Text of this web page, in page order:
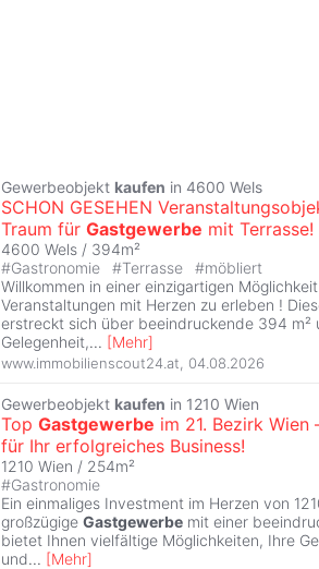
Gewerbeobjekt kaufen in 4600 Wels
SCHON GESEHEN
Traum für Gastgewerbe mit Terrasse!
4600 Wels / 394m²
#Gastronomie #Terrasse #möbliert
Willkommen in einer einzigartigen
Veranstaltungen mit Herzen zu erleben !
erstreckt sich über beeindruckende 394
Gelegenheit,... [Mehr]
www.immobilienscout24.at 04.08.2026
Gewerbeobjekt kaufen in 1210 Wien
Top Gastgewerbe im 21. Bezirk Wien
für Ihr erfolgreiches Business!
1210 Wien / 254m²
#Gastronomie
Ein einmaliges Investment im Herzen von
großzügige Gastgewerbe mit einer
bietet Ihnen vielfältige Möglichkeiten, Ihre
und... [Mehr]